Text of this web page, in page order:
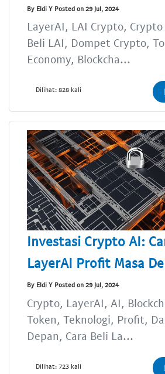
By Eldi Y Posted on 29 Jul, 2024
LayerAI, LAI Crypto,
Beli LAI, Dompet Crypto,
Economy, Blockcha...
Dilihat: 828 kali
Investasi Crypto AI:
LayerAI Profit Masa
By Eldi Y Posted on 29 Jul, 2024
Crypto, LayerAI, AI,
Token, Teknologi, Profit,
Depan, Cara Beli La...
Dilihat: 723 kali